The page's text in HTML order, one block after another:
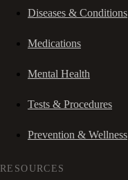
Diseases & Conditions
Medications
Mental Health
Tests & Procedures
Prevention & Wellness
RESOURCES